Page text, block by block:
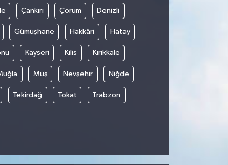
Çankırı Çorum Denizli
Gümüşhane Hakkâri Hatay
Kayseri Kilis Kırıkkale
Muş Nevşehir Niğde
Tekirdağ Tokat Trabzon